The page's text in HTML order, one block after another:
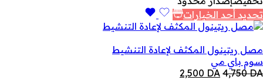
تحديد أحد الخيارات
مصل ريتينول المكثف لإعادة التنشيط
سوم باي مي
4,750DA
السعر2,500 DA
السعر